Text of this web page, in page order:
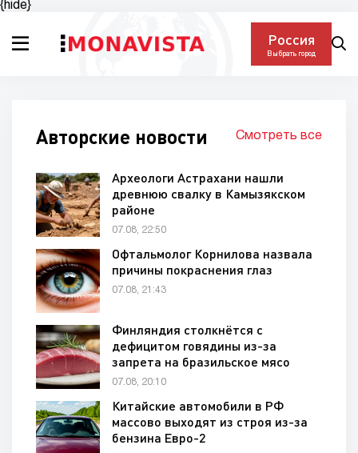
{hide}
Россия
Выбрать город
Авторские новости Смотреть все
Археологи Астрахани нашли
древнюю свалку в Камызякском
районе
07.08, 22:50
Офтальмолог Корнилова назвала
причины покраснения глаз
07.08, 21:43
Финляндия столкнётся с
дефицитом говядины из-за
запрета на бразильское мясо
07.08, 20:10
Китайские автомобили в РФ
массово выходят из строя из-за
бензина Евро-2